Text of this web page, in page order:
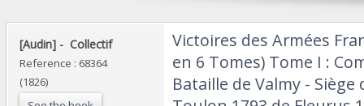
‎[Audin] - ‎ ‎Collectif‎
Reference : 68364
(1826)
‎Victoires des Armées
en 6 Tomes) Tome I :
Bataille de Valmy - Siège